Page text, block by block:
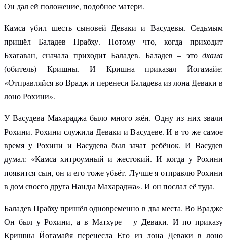
Он дал ей положение, подобное матери.
Камса убил шесть сыновей Деваки и Васудевы. Седьмым
пришёл Баладев Прабху. Потому что, когда приходит
Бхагаван, сначала приходит Баладев. Баладев – это дхама
(обитель) Кришны. И Кришна приказал Йогамайе:
«Отправляйся во Врадж и перенеси Баладева из лона Деваки в
лоно Рохини».
У Васудева Махараджа было много жён. Одну из них звали
Рохини. Рохини служила Деваки и Васудеве. И в то же самое
время у Рохини и Васудева был зачат ребёнок. И Васудев
думал: «Камса хитроумный и жестокий. И когда у Рохини
появится сын, он и его тоже убьёт. Лучше я отправлю Рохини
в дом своего друга Нанды Махараджа». И он послал её туда.
Баладев Прабху пришёл одновременно в два места. Во Врадже
Он был у Рохини, а в Матхуре – у Деваки. И по приказу
Кришны Йогамайя перенесла Его из лона Деваки в лоно